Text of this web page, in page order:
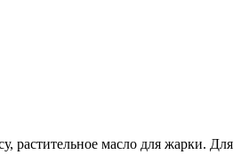
растительное масло для жарки. Для